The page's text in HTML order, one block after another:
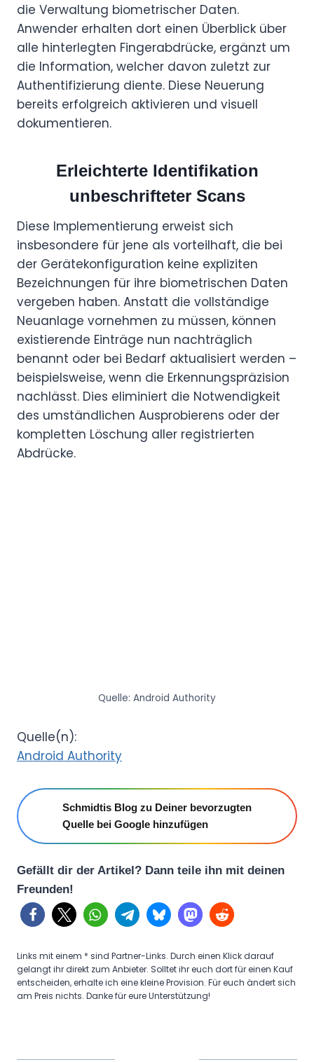
die Verwaltung biometrischer Daten.
Anwender erhalten dort einen Überblick über
alle hinterlegten Fingerabdrücke, ergänzt um
die Information, welcher davon zuletzt zur
Authentifizierung diente. Diese Neuerung
bereits erfolgreich aktivieren und visuell
dokumentieren.
Erleichterte Identifikation
unbeschrifteter Scans
Diese Implementierung erweist sich
insbesondere für jene als vorteilhaft, die bei
der Gerätekonfiguration keine expliziten
Bezeichnungen für ihre biometrischen Daten
vergeben haben. Anstatt die vollständige
Neuanlage vornehmen zu müssen, können
existierende Einträge nun nachträglich
benannt oder bei Bedarf aktualisiert werden –
beispielsweise, wenn die Erkennungspräzision
nachlässt. Dies eliminiert die Notwendigkeit
des umständlichen Ausprobierens oder der
kompletten Löschung aller registrierten
Abdrücke.
Quelle: Android Authority
Quelle(n):
Android Authority
Schmidtis Blog zu Deiner bevorzugten
Quelle bei Google hinzufügen
Gefällt dir der Artikel? Dann teile ihn mit deinen
Freunden!
Links mit einem * sind Partner-Links. Durch einen Klick darauf
gelangt ihr direkt zum Anbieter. Solltet ihr euch dort für einen Kauf
entscheiden, erhalte ich eine kleine Provision. Für euch ändert sich
am Preis nichts. Danke für eure Unterstützung!